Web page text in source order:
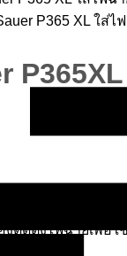
งติดตั้งไฟฉายเพื่อใ